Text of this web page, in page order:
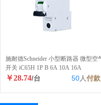
施耐德Schneider 小型断路器 微型空
开关 iC65H 1P B 6A 10A 16A
￥28.74/台 50人付款